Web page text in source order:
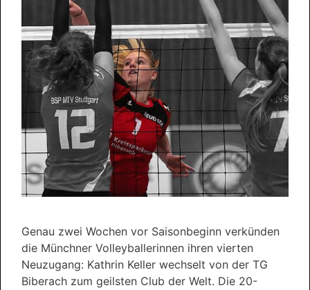
Genau zwei Wochen vor Saisonbeginn verkünden
die Münchner Volleyballerinnen ihren vierten
Neuzugang: Kathrin Keller wechselt von der TG
Biberach zum geilsten Club der Welt. Die 20-